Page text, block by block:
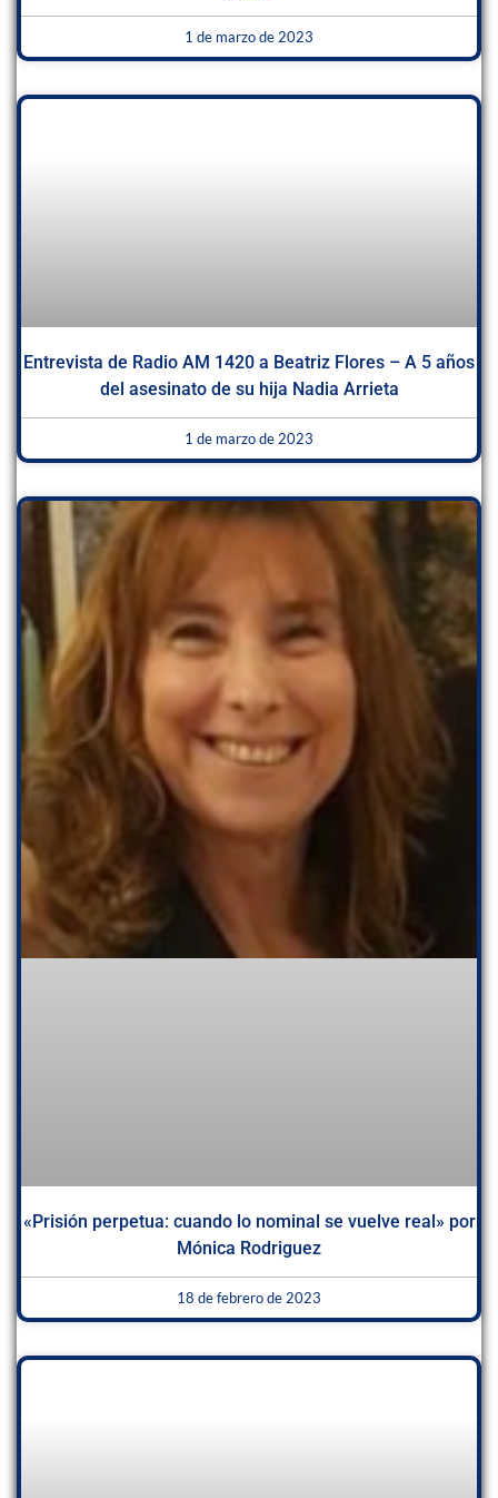
1 de marzo de 2023
Entrevista de Radio AM 1420 a Beatriz Flores – A 5 años
del asesinato de su hija Nadia Arrieta
1 de marzo de 2023
«Prisión perpetua: cuando lo nominal se vuelve real» por
Mónica Rodriguez
18 de febrero de 2023